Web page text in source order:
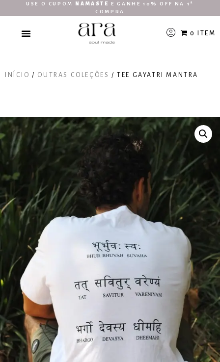
USE O CUPOM NAMASTE
E GANHE 10% OFF NA 1ª
COMPRA
0 ITEM
INÍCIO / OUTRAS COLEÇÕES / TEE GAYATRI MANTRA